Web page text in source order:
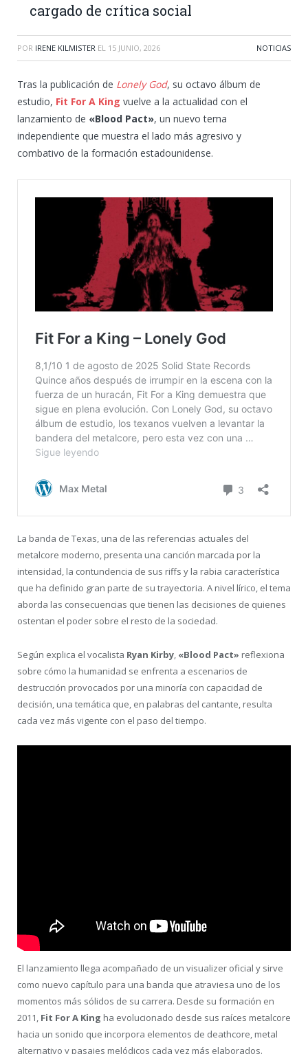
cargado de crítica social
POR IRENE KILMISTER EL 15 JUNIO, 2026 NOTICIAS
Tras la publicación de Lonely God, su octavo álbum de
estudio, Fit For A King vuelve a la actualidad con el
lanzamiento de «Blood Pact», un nuevo tema
independiente que muestra el lado más agresivo y
combativo de la formación estadounidense.
La banda de Texas, una de las referencias actuales del
metalcore moderno, presenta una canción marcada por la
intensidad, la contundencia de sus riffs y la rabia característica
que ha definido gran parte de su trayectoria. A nivel lírico, el tema
aborda las consecuencias que tienen las decisiones de quienes
ostentan el poder sobre el resto de la sociedad.
Según explica el vocalista Ryan Kirby, «Blood Pact» reflexiona
sobre cómo la humanidad se enfrenta a escenarios de
destrucción provocados por una minoría con capacidad de
decisión, una temática que, en palabras del cantante, resulta
cada vez más vigente con el paso del tiempo.
El lanzamiento llega acompañado de un visualizer oficial y sirve
como nuevo capítulo para una banda que atraviesa uno de los
momentos más sólidos de su carrera. Desde su formación en
2011, Fit For A King ha evolucionado desde sus raíces metalcore
hacia un sonido que incorpora elementos de deathcore, metal
alternativo y pasajes melódicos cada vez más elaborados.